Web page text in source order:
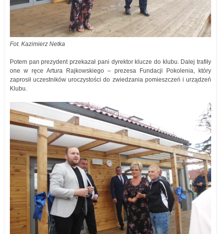
Fot. Kazimierz Netka
Potem pan prezydent przekazał pani dyrektor klucze do klubu. Dalej trafiły
one w ręce Artura Rajkowskiego – prezesa Fundacji Pokolenia, który
zaprosił uczestników uroczystości do zwiedzania pomieszczeń i urządzeń
Klubu.